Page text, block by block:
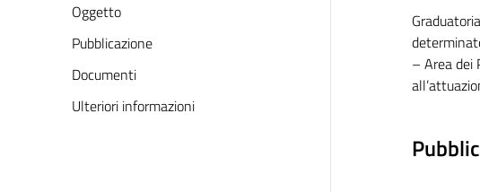
Oggetto
Pubblicazione
Documenti
Ulteriori informazioni
– Area dei